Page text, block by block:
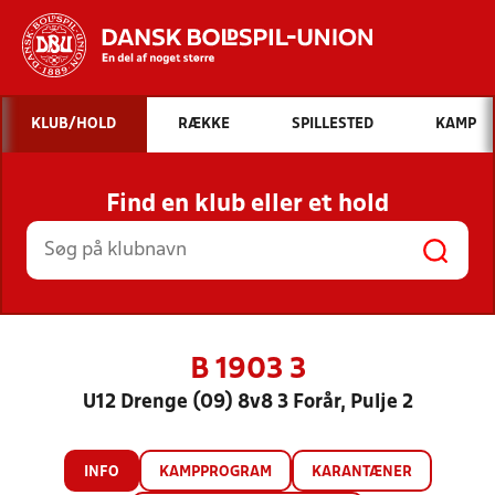
Hvad vil du søge efter?
INDHOLD OG NYHEDER
STILLINGER, RESULTATER, KLUBBER OG
HOLD
KLUB/HOLD RÆKKE SPILLESTED KAMP
Find en klub eller et hold
B 1903 3
U12 Drenge (09) 8v8 3 Forår, Pulje 2
INFO KAMPPROGRAM KARANTÆNER